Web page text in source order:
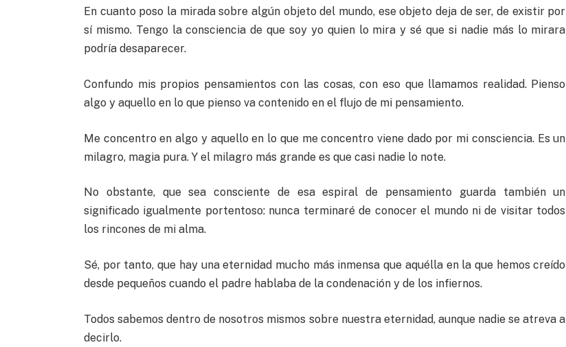
En cuanto poso la mirada sobre algún objeto del mundo, ese objeto deja de ser, de existir por
sí mismo. Tengo la consciencia de que soy yo quien lo mira y sé que si nadie más lo mirara
podría desaparecer.
Confundo mis propios pensamientos con las cosas, con eso que llamamos realidad. Pienso
algo y aquello en lo que pienso va contenido en el flujo de mi pensamiento.
Me concentro en algo y aquello en lo que me concentro viene dado por mi consciencia. Es un
milagro, magia pura. Y el milagro más grande es que casi nadie lo note.
No obstante, que sea consciente de esa espiral de pensamiento guarda también un
significado igualmente portentoso: nunca terminaré de conocer el mundo ni de visitar todos
los rincones de mi alma.
Sé, por tanto, que hay una eternidad mucho más inmensa que aquélla en la que hemos creído
desde pequeños cuando el padre hablaba de la condenación y de los infiernos.
Todos sabemos dentro de nosotros mismos sobre nuestra eternidad, aunque nadie se atreva a
decirlo.